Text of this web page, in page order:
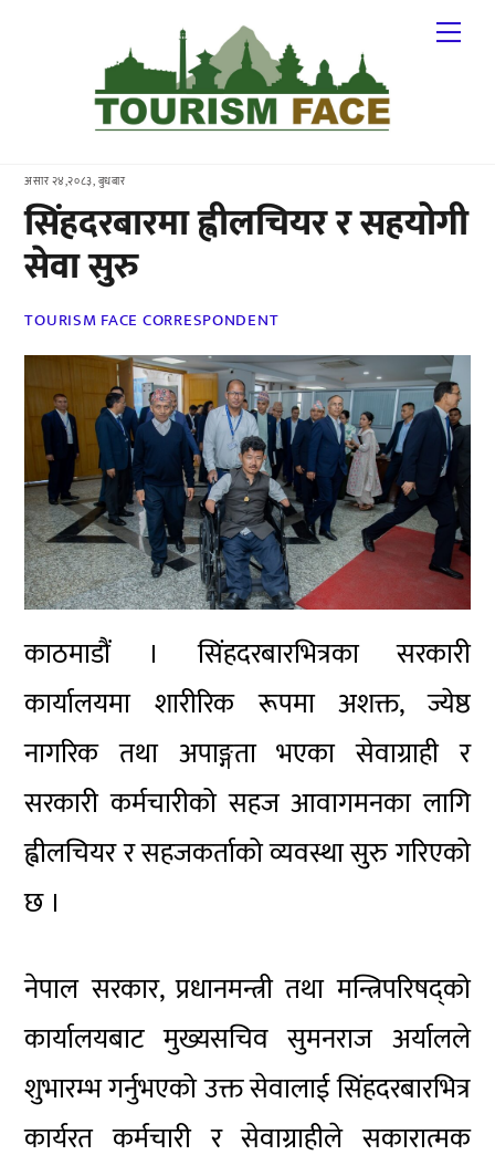
असार २४,२०८३, बुधबार
सिंहदरबारमा ह्वीलचियर र सहयोगी
सेवा सुरु
TOURISM FACE CORRESPONDENT
काठमाडौं । सिंहदरबारभित्रका सरकारी
कार्यालयमा शारीरिक रूपमा अशक्त, ज्येष्ठ
नागरिक तथा अपाङ्गता भएका सेवाग्राही र
सरकारी कर्मचारीको सहज आवागमनका लागि
ह्वीलचियर र सहजकर्ताको व्यवस्था सुरु गरिएको
छ ।
नेपाल सरकार, प्रधानमन्त्री तथा मन्त्रिपरिषद्को
कार्यालयबाट मुख्यसचिव सुमनराज अर्यालले
शुभारम्भ गर्नुभएको उक्त सेवालाई सिंहदरबारभित्र
कार्यरत कर्मचारी र सेवाग्राहीले सकारात्मक